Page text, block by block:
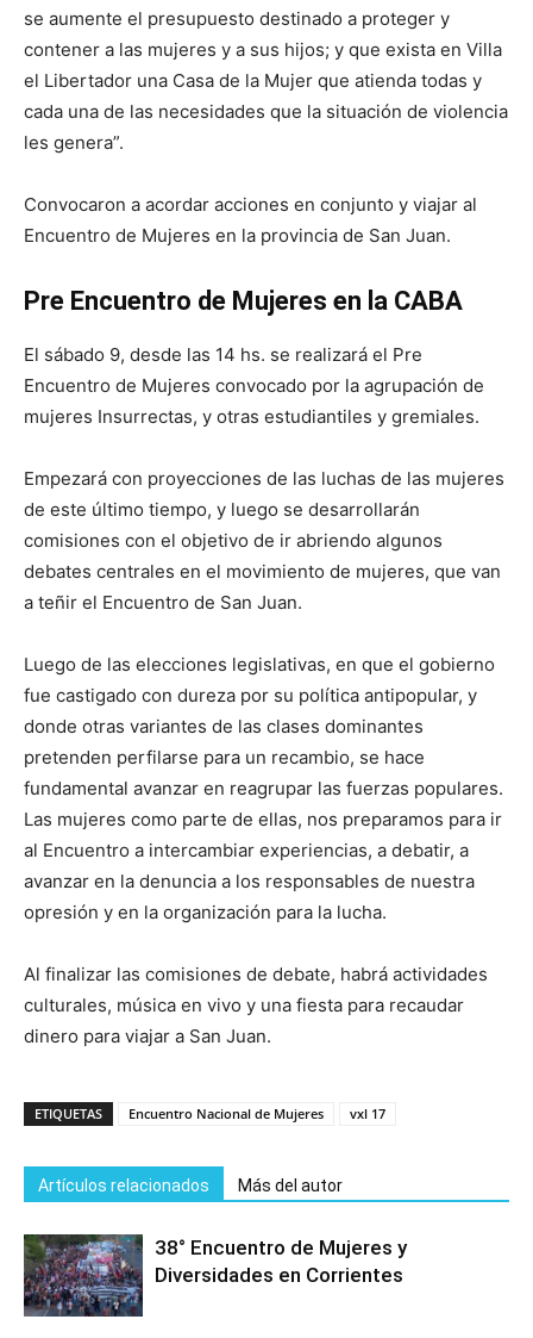
se aumente el presupuesto destinado a proteger y
contener a las mujeres y a sus hijos; y que exista en Villa
el Libertador una Casa de la Mujer que atienda todas y
cada una de las necesidades que la situación de violencia
les genera”.
Convocaron a acordar acciones en conjunto y viajar al
Encuentro de Mujeres en la provincia de San Juan.
Pre Encuentro de Mujeres en la CABA
El sábado 9, desde las 14 hs. se realizará el Pre
Encuentro de Mujeres convocado por la agrupación de
mujeres Insurrectas, y otras estudiantiles y gremiales.
Empezará con proyecciones de las luchas de las mujeres
de este último tiempo, y luego se desarrollarán
comisiones con el objetivo de ir abriendo algunos
debates centrales en el movimiento de mujeres, que van
a teñir el Encuentro de San Juan.
Luego de las elecciones legislativas, en que el gobierno
fue castigado con dureza por su política antipopular, y
donde otras variantes de las clases dominantes
pretenden perfilarse para un recambio, se hace
fundamental avanzar en reagrupar las fuerzas populares.
Las mujeres como parte de ellas, nos preparamos para ir
al Encuentro a intercambiar experiencias, a debatir, a
avanzar en la denuncia a los responsables de nuestra
opresión y en la organización para la lucha.
Al finalizar las comisiones de debate, habrá actividades
culturales, música en vivo y una fiesta para recaudar
dinero para viajar a San Juan.
ETIQUETAS Encuentro Nacional de Mujeres vxl 17
Artículos relacionados Más del autor
38° Encuentro de Mujeres y
Diversidades en Corrientes